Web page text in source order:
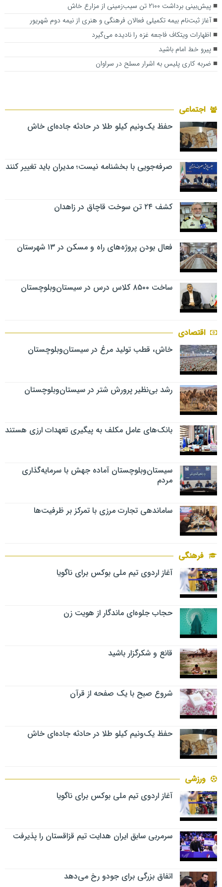
پیش‌بینی برداشت ۲۱۰۰ تن سیب‌زمینی از مزارع خاش
آغاز ثبت‌نام بیمه تکمیلی فعالان فرهنگی و هنری از نیمه دوم شهریور
اظهارات ویتکاف فاجعه‌ غزه را نادیده می‌گیرد
پیرو خط امام باشید
ضربه کاری پلیس به اشرار مسلح در سراوان
اجتماعی
حفظ یک‌ونیم کیلو طلا در حادثه جاده‌ای خاش
صرفه‌جویی با بخشنامه نیست؛ مدیران باید تغییر کنند
کشف ۲۴ تن سوخت قاچاق در زاهدان
فعال بودن پروژه‌های راه و مسکن در ۱۳ شهرستان
ساخت ۸۵۰۰ کلاس درس در سیستان‌وبلوچستان
اقتصادی
خاش، قطب تولید مرغ در سیستان‌وبلوچستان
رشد بی‌نظیر پرورش شتر در سیستان‌وبلوچستان
بانک‌های عامل مکلف به پیگیری تعهدات ارزی هستند
سیستان‌وبلوچستان آماده جهش با سرمایه‌گذاری
مردم
ساماندهی تجارت مرزی با تمرکز بر ظرفیت‌ها
فرهنگی
آغاز اردوی تیم ملی بوکس برای ناگویا
حجاب جلوه‌ای ماندگار از هویت زن
قانع و شکرگزار باشید
شروع صبح با یک صفحه از قرآن
حفظ یک‌ونیم کیلو طلا در حادثه جاده‌ای خاش
ورزشی
آغاز اردوی تیم ملی بوکس برای ناگویا
سرمربی سابق ایران هدایت تیم قزاقستان را پذیرفت
اتفاق بزرگی برای جودو رخ می‌دهد